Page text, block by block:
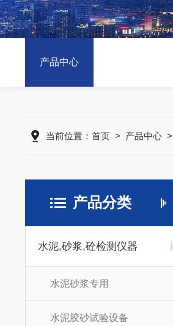
产品中心
当前位置： 首页> 产品中心>
产品分类
水泥,砂浆,砼检测仪器
水泥砂浆专用
水泥胶砂试验设备